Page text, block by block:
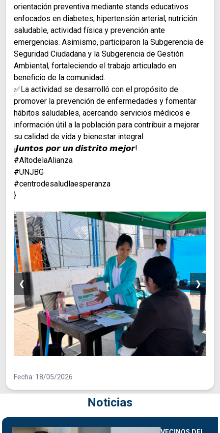
orientación preventiva mediante stands educativos
enfocados en diabetes, hipertensión arterial, nutrición
saludable, actividad física y prevención ante
emergencias. Asimismo, participaron la Subgerencia de
Seguridad Ciudadana y la Subgerencia de Gestión
Ambiental, fortaleciendo el trabajo articulado en
beneficio de la comunidad.
✅La actividad se desarrolló con el propósito de
promover la prevención de enfermedades y fomentar
hábitos saludables, acercando servicios médicos e
información útil a la población para contribuir a mejorar
su calidad de vida y bienestar integral.
¡𝙅𝙪𝙣𝙩𝙤𝙨 𝙥𝙤𝙧 𝙪𝙣 𝙙𝙞𝙨𝙩𝙧𝙞𝙩𝙤 𝙢𝙚𝙟𝙤𝙧!
#AltodelaAlianza
#UNJBG
#centrodesaludlaesperanza
}
❮ ❯
Fecha: 18/05/2026
Noticias